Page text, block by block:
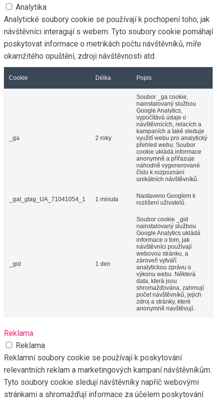
Analytika
Analytické soubory cookie se používají k pochopení toho, jak
návštěvníci interagují s webem. Tyto soubory cookie pomáhají
poskytovat informace o metrikách počtu návštěvníků, míře
okamžitého opuštění, zdroji návštěvnosti atd.
Cookie Délka Popis
_ga 2 roky
Soubor _ga cookie,
nainstalovaný službou
Google Analytics,
vypočítává údaje o
návštěvnících, relacích a
kampaních a také sleduje
využití webu pro analytický
přehled webu. Soubor
cookie ukládá informace
anonymně a přiřazuje
náhodně vygenerované
číslo k rozpoznání
unikátních návštěvníků.
_gat_gtag_UA_71041054_1 1 minuta
Nastaveno Googlem k
rozlišení uživatelů.
_gid 1 den
Soubor cookie _gid
nainstalovaný službou
Google Analytics ukládá
informace o tom, jak
návštěvníci používají
webovou stránku, a
zároveň vytváří
analytickou zprávu o
výkonu webu. Některá
data, která jsou
shromažďována, zahrnují
počet návštěvníků, jejich
zdroj a stránky, které
anonymně navštěvují.
Reklama
Reklama
Reklamní soubory cookie se používají k poskytování
relevantních reklam a marketingových kampaní návštěvníkům.
Tyto soubory cookie sledují návštěvníky napříč webovými
stránkami a shromažďují informace za účelem poskytování